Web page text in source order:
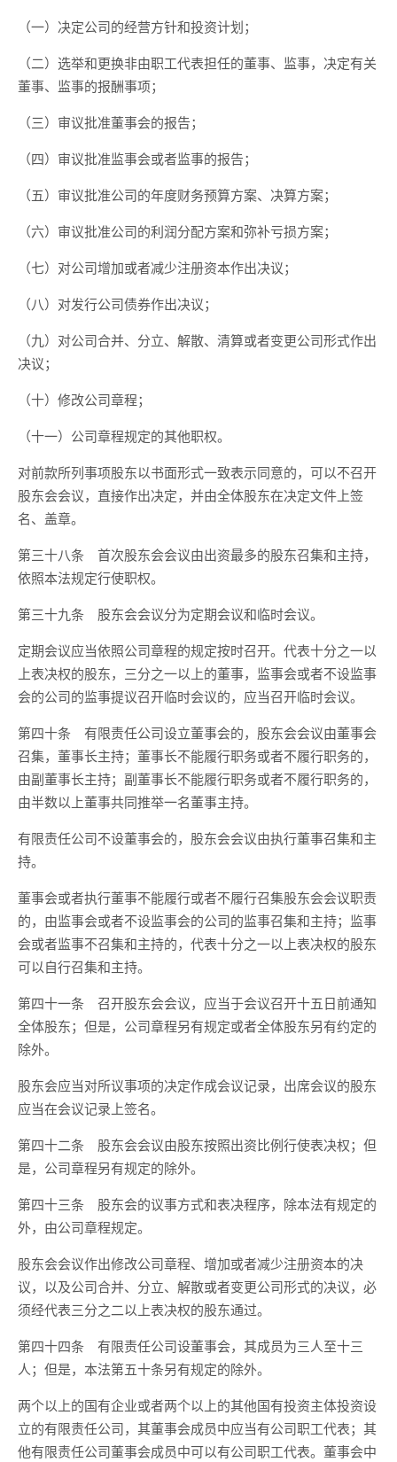
（一）决定公司的经营方针和投资计划；
（二）选举和更换非由职工代表担任的董事、监事，决定有关
董事、监事的报酬事项；
（三）审议批准董事会的报告；
（四）审议批准监事会或者监事的报告；
（五）审议批准公司的年度财务预算方案、决算方案；
（六）审议批准公司的利润分配方案和弥补亏损方案；
（七）对公司增加或者减少注册资本作出决议；
（八）对发行公司债券作出决议；
（九）对公司合并、分立、解散、清算或者变更公司形式作出
决议；
（十）修改公司章程；
（十一）公司章程规定的其他职权。
对前款所列事项股东以书面形式一致表示同意的，可以不召开
股东会会议，直接作出决定，并由全体股东在决定文件上签
名、盖章。
第三十八条 首次股东会会议由出资最多的股东召集和主持，
依照本法规定行使职权。
第三十九条 股东会会议分为定期会议和临时会议。
定期会议应当依照公司章程的规定按时召开。代表十分之一以
上表决权的股东，三分之一以上的董事，监事会或者不设监事
会的公司的监事提议召开临时会议的，应当召开临时会议。
第四十条 有限责任公司设立董事会的，股东会会议由董事会
召集，董事长主持；董事长不能履行职务或者不履行职务的，
由副董事长主持；副董事长不能履行职务或者不履行职务的，
由半数以上董事共同推举一名董事主持。
有限责任公司不设董事会的，股东会会议由执行董事召集和主
持。
董事会或者执行董事不能履行或者不履行召集股东会会议职责
的，由监事会或者不设监事会的公司的监事召集和主持；监事
会或者监事不召集和主持的，代表十分之一以上表决权的股东
可以自行召集和主持。
第四十一条 召开股东会会议，应当于会议召开十五日前通知
全体股东；但是，公司章程另有规定或者全体股东另有约定的
除外。
股东会应当对所议事项的决定作成会议记录，出席会议的股东
应当在会议记录上签名。
第四十二条 股东会会议由股东按照出资比例行使表决权；但
是，公司章程另有规定的除外。
第四十三条 股东会的议事方式和表决程序，除本法有规定的
外，由公司章程规定。
股东会会议作出修改公司章程、增加或者减少注册资本的决
议，以及公司合并、分立、解散或者变更公司形式的决议，必
须经代表三分之二以上表决权的股东通过。
第四十四条 有限责任公司设董事会，其成员为三人至十三
人；但是，本法第五十条另有规定的除外。
两个以上的国有企业或者两个以上的其他国有投资主体投资设
立的有限责任公司，其董事会成员中应当有公司职工代表；其
他有限责任公司董事会成员中可以有公司职工代表。董事会中